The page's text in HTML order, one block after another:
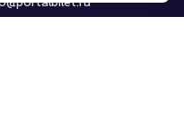
до 21:00,